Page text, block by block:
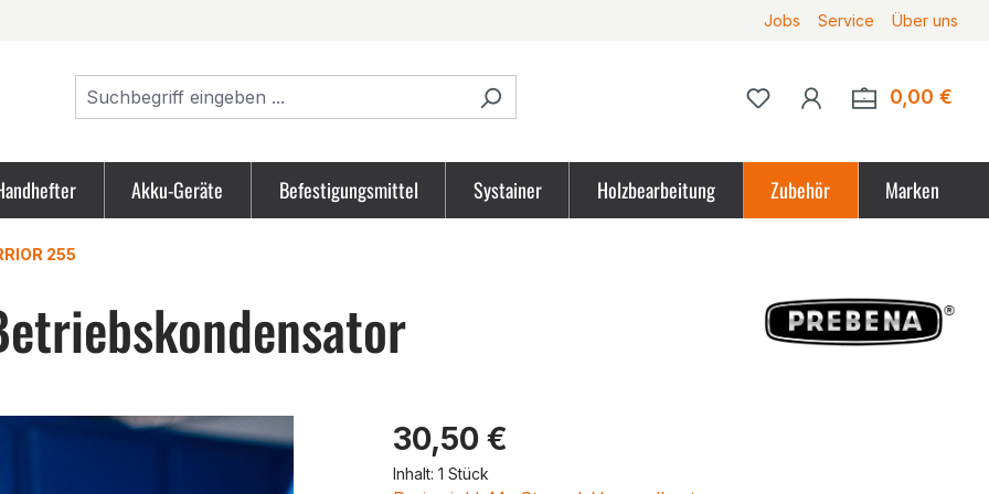
Jobs Service Über uns
Du hast 0 Produkte auf
0,00 €
Akku-Geräte Befestigungsmittel Systainer Holzbearbeitung Zubehör Marken
255
Produktpreis
30,50 €
Inhalt: 1 Stück